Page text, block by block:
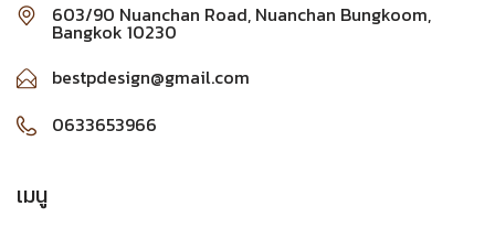
603/90 Nuanchan Road, Nuanchan Bungkoom,
Bangkok 10230
bestpdesign@gmail.com
0633653966
เมนู